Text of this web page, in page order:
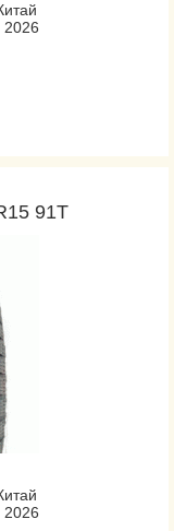
2026
91T
2026